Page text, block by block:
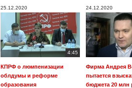
25.12.2020
4:45
КПРФ о люмпенизации
облдумы и реформе
образования
24.12.2020
Фирма Андрея
пытается
бюджета 20 млн